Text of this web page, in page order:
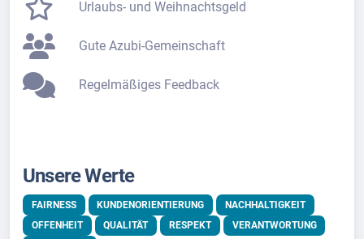
Urlaubs- und Weihnachtsgeld
Gute Azubi-Gemeinschaft
Regelmäßiges Feedback
Unsere Werte
FAIRNESS KUNDENORIENTIERUNG
NACHHALTIGKEIT
OFFENHEIT
QUALITÄT RESPEKT
VERANTWORTUNG